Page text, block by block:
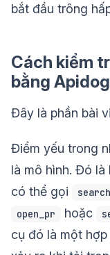
bắt đầu trông
Cách kiểm
bằng
Đây là phần bài
Điểm yếu trong
là mô hình. Đó là
có thể gọi
open_pr hoặc
cụ đó là một